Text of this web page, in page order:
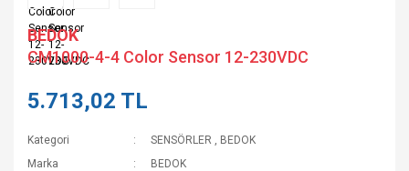
BEDOK
CM1000-4-4 Color Sensor 12-230VDC
5.713,02 TL
Kategori SENSÖRLER , BEDOK
Marka
BEDOK